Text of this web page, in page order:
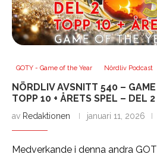
GOTY - Game of the Year Nördliv Podcast
NÖRDLIV AVSNITT 540 –
TOPP 10 + ÅRETS SPEL – DEL 2
av Redaktionen januari 11, 2026
Medverkande i denna andra